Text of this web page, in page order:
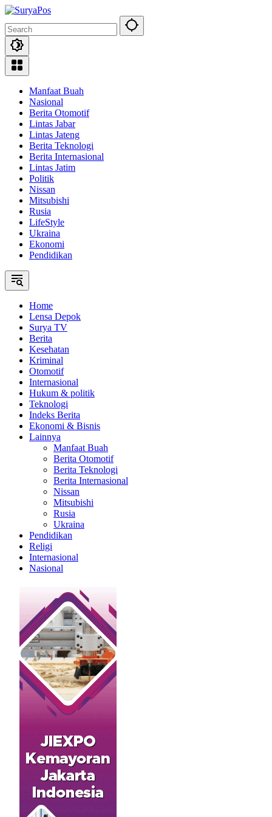
Skip
content
Manfaat Buah
Nasional
Berita Otomotif
Lintas Jabar
Lintas Jateng
Berita Teknologi
Berita Internasional
Lintas Jatim
Politik
Nissan
Mitsubishi
Rusia
LifeStyle
Ukraina
Ekonomi
Pendidikan
Home
Lensa Depok
Surya TV
Berita
Kesehatan
Kriminal
Otomotif
Internasional
Hukum & politik
Teknologi
Indeks Berita
Ekonomi & Bisnis
Lainnya
Manfaat Buah
Berita Otomotif
Berita Teknologi
Berita Internasional
Nissan
Mitsubishi
Rusia
Ukraina
Pendidikan
Religi
Internasional
Nasional